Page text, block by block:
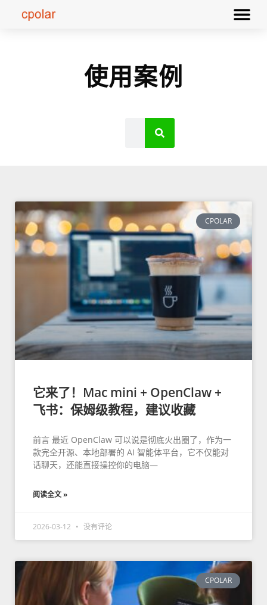
使用案例
CPOLAR
它来了！Mac mini + OpenClaw +
飞书：保姆级教程，建议收藏
前言 最近 OpenClaw 可以说是彻底火出圈了，作为一
款完全开源、本地部署的 AI 智能体平台，它不仅能对
话聊天，还能直接操控你的电脑—
阅读全文 »
2026-03-12 没有评论
CPOLAR